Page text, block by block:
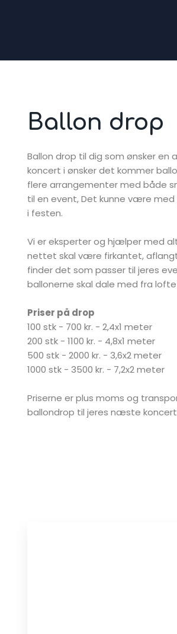
Ballon drop​
Ballon drop til dig som ønsker en
koncert i ønsker det kommer
flere arrangementer med både
til en event, Det kunne være
i festen.
Vi er eksperter og hjælper med
nettet skal være firkantet,
finder det som passer til jeres
ballonerne skal dale med fra
Priser på drop
100 stk - 700 kr. - 2,4x1 meter
200 stk - 1100 kr. - 4,8x1 meter
500 stk - 2000 kr. - 3,6x2 meter
1000 stk - 3500 kr. - 7,2x2 meter
Priserne er plus moms og
ballondrop til jeres næste